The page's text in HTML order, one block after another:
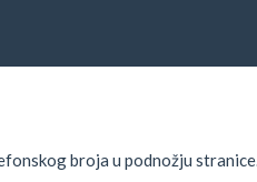
broja u podnožju stranice.